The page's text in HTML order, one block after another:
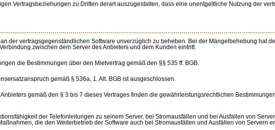
Vertragsbeziehungen zu Dritten derart auszugestalten, dass eine unentgeltliche Nutzung der
der vertragsgegenständlichen Software unverzüglich zu beheben. Bei der Mängelbehebung hat
zwischen dem Server des Anbieters und dem Kunden eintritt.
die Bestimmungen über den Mietvertrag gemäß den §§ 535 ff. BGB.
gemäß § 536a, 1. Alt. BGB ist ausgeschlossen.
gemäß den § 3 bis 7 dieses Vertrages finden die gewährleistungsrechtlichen
der Telefonleitungen zu seinem Server, bei Stromausfällen und bei Ausfällen von
die den Weiterbetrieb der Software auch bei Stromausfällen und Ausfällen von Servern